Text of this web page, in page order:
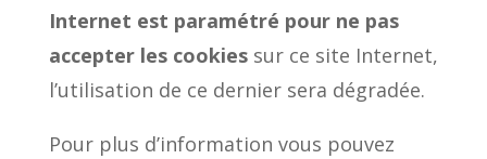
Internet est paramétré pour ne pas
accepter les cookiessur ce site Internet,
l’utilisation de ce dernier sera dégradée.
Pour plus d’information vous pouvez